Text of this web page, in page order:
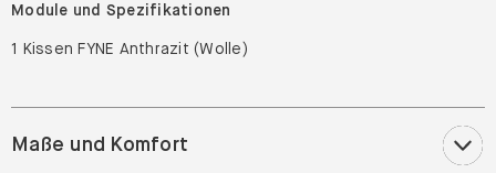
Module und Spezifikationen
1 Kissen FYNE Anthrazit (Wolle)
Maße und Komfort